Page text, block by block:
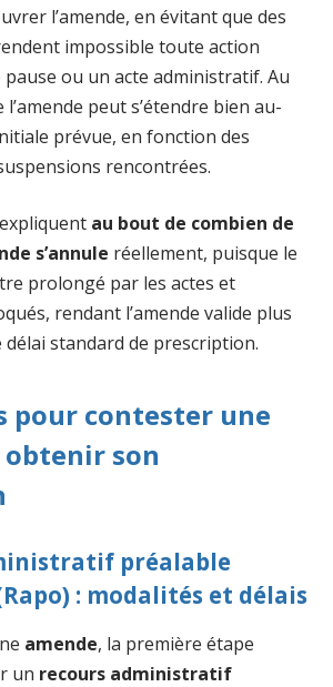
l’amende, en évitant que des
impossible toute action
ou un acte administratif. Au
peut s’étendre bien au-
prévue, en fonction des
rencontrées.
au bout de combien de
s’annule réellement, puisque le
prolongé par les actes et
rendant l’amende valide plus
standard de prescription.
pour contester une
son
préalable
: modalités et délais
amende, la première étape
un recours administratif